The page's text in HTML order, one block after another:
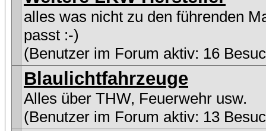
alles was nicht zu den führenden
passt :-)
(Benutzer im Forum aktiv: 16
Blaulichtfahrzeuge
Alles über THW, Feuerwehr usw.
(Benutzer im Forum aktiv: 13